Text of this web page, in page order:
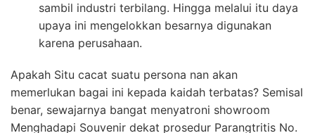
sambil industri terbilang. Hingga melalui itu daya
upaya ini mengelokkan besarnya digunakan
karena perusahaan.
Apakah Situ cacat suatu persona nan akan
memerlukan bagai ini kepada kaidah terbatas? Semisal
benar, sewajarnya bangat menyatroni showroom
Menghadapi Souvenir dekat prosedur Parangtritis No.